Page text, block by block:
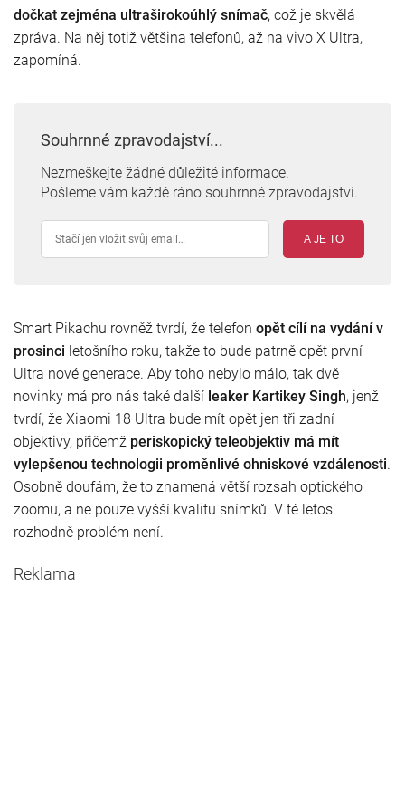
dočkat zejména ultraširokoúhlý snímač, což je skvělá
zpráva. Na něj totiž většina telefonů, až na vivo X Ultra,
zapomíná.
Souhrnné zpravodajství...
Nezmeškejte žádné důležité informace.
Pošleme vám každé ráno souhrnné zpravodajství.
A JE TO
Smart Pikachu rovněž tvrdí, že telefon opět cílí na vydání v
prosinci letošního roku, takže to bude patrně opět první
Ultra nové generace. Aby toho nebylo málo, tak dvě
novinky má pro nás také další leaker Kartikey Singh, jenž
tvrdí, že Xiaomi 18 Ultra bude mít opět jen tři zadní
objektivy, přičemž periskopický teleobjektiv má mít
vylepšenou technologii proměnlivé ohniskové vzdálenosti.
Osobně doufám, že to znamená větší rozsah optického
zoomu, a ne pouze vyšší kvalitu snímků. V té letos
rozhodně problém není.
Reklama